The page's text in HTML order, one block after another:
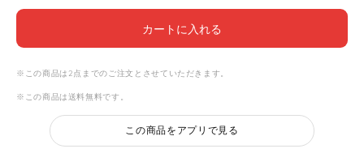
カートに入れる
※この商品は2点までのご注文とさせていただきます。
※この商品は 送料無料です。
この商品をアプリで見る